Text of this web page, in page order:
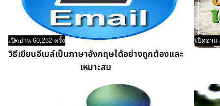
เปิดอ่าน 60,282 ครั้ง
วิธีเขียนอีเมล์เป็นภาษาอังกฤษได้อย่างถูกต้องและ
เหมาะสม
เปิดอ่าน